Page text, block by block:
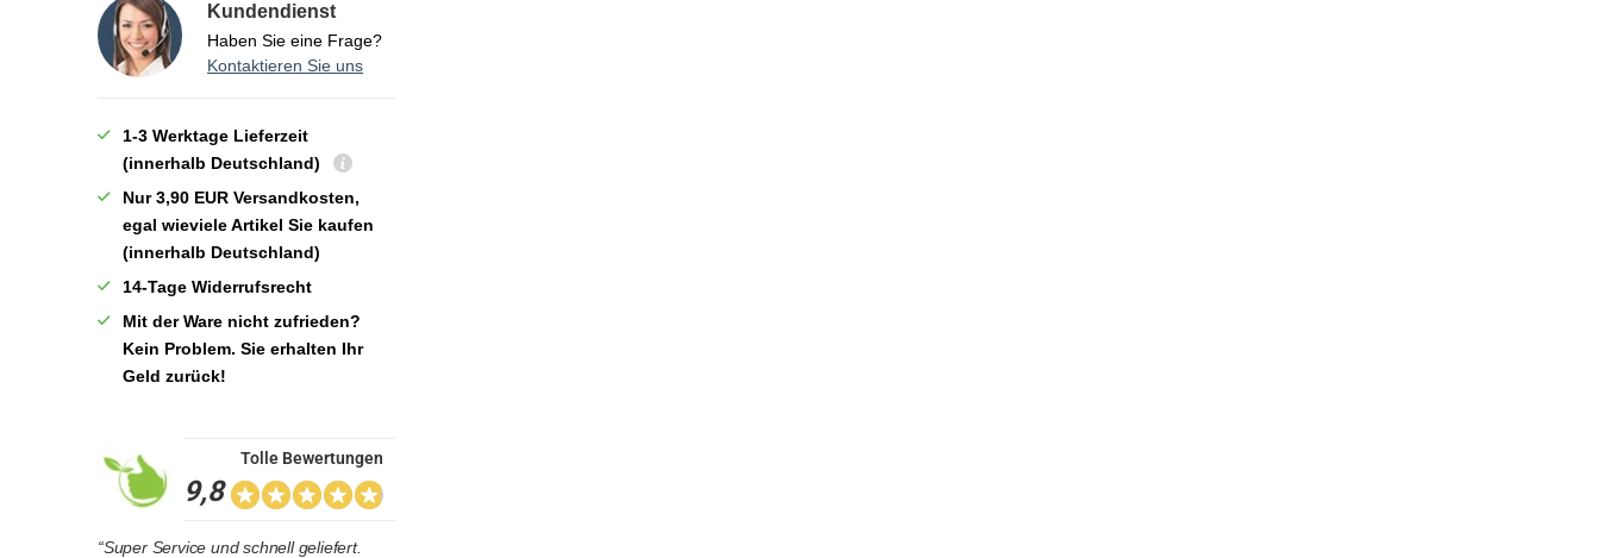
Kundendienst
Haben Sie eine Frage?
Kontaktieren Sie uns
1-3 Werktage Lieferzeit
(innerhalb Deutschland)
Nur 3,90 EUR Versandkosten,
egal wieviele Artikel Sie kaufen
(innerhalb Deutschland)
14-Tage Widerrufsrecht
Mit der Ware nicht zufrieden?
Kein Problem. Sie erhalten Ihr
Geld zurück!
9,8
Tolle Bewertungen
“Super Service und schnell geliefert.